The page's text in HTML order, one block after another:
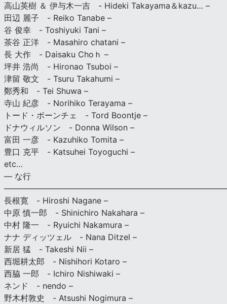
高山英樹 ＆ 伊与木一吉 - Hideki Takayama＆kazu… –
田辺 麗子 - Reiko Tanabe –
谷 俊幸 - Toshiyuki Tani –
茶谷 正洋 - Masahiro chatani –
長 大作 - Daisaku Choｈ –
坪井 浩尚 - Hironao Tsuboi –
津留 敬文 - Tsuru Takahumi –
鄭秀和 - Tei Shuwa –
寺山 紀彦 - Norihiko Terayama –
トード・ボーンチェ - Tord Boontje –
ドナウィルソン - Donna Wilson –
富田 一彦 - Kazuhiko Tomita –
豊口 克平 - Katsuhei Toyoguchi –
etc…
— な行
長根寛 - Hiroshi Nagane –
中原 慎一郎 - Shinichiro Nakahara –
中村 隆一 - Ryuichi Nakamura –
ナナ ディッツェル - Nana Ditzel –
新居 猛 - Takeshi Nii –
西堀耕太郎 - Nishihori Kotaro –
西脇 一郎 - Ichiro Nishiwaki –
ネンド - nendo –
野木村敦史 - Atsushi Nogimura –